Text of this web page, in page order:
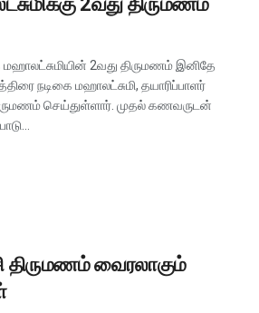
2வது திருமணம் இனிதே
நடிகை மஹாலட்சுமி, தயாரிப்பாளர்
செய்துள்ளார். முதல் கணவருடன்
திருமணம் வைரலாகும்